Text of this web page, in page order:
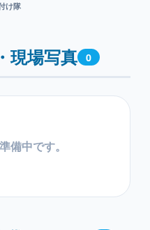
け隊
現場写真 0
備中です。